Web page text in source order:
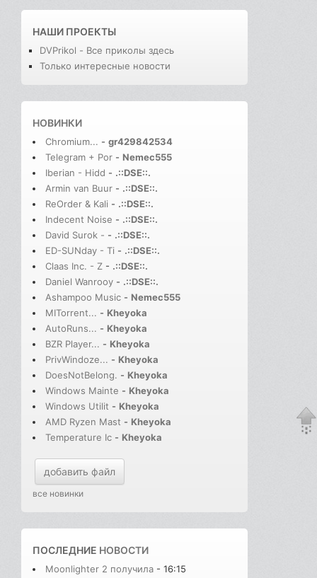
НАШИ ПРОЕКТЫ
DVPrikol - Все приколы здесь
Только интересные новости
НОВИНКИ
Chromium... - gr429842534
Telegram + Por - Nemec555
Iberian - Hidd - .::DSE::.
Armin van Buur - .::DSE::.
ReOrder & Kali - .::DSE::.
Indecent Noise - .::DSE::.
David Surok - - .::DSE::.
ED-SUNday - Ti - .::DSE::.
Claas Inc. - Z - .::DSE::.
Daniel Wanrooy - .::DSE::.
Ashampoo Music - Nemec555
MITorrent... - Kheyoka
AutoRuns... - Kheyoka
BZR Player... - Kheyoka
PrivWindoze... - Kheyoka
DoesNotBelong. - Kheyoka
Windows Mainte - Kheyoka
Windows Utilit - Kheyoka
AMD Ryzen Mast - Kheyoka
Temperature Ic - Kheyoka
добавить файл
все новинки
ПОСЛЕДНИЕ НОВОСТИ
Moonlighter 2 получила - 16:15